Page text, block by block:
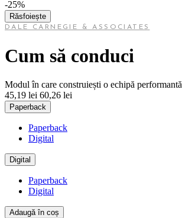
-25%
Răsfoiește
DALE CARNEGIE & ASSOCIATES
Cum să conduci
Modul în care construiești o echipă performantă
45,19 lei 60,26 lei
Paperback
Paperback
Digital
Digital
Paperback
Digital
Adaugă în coș